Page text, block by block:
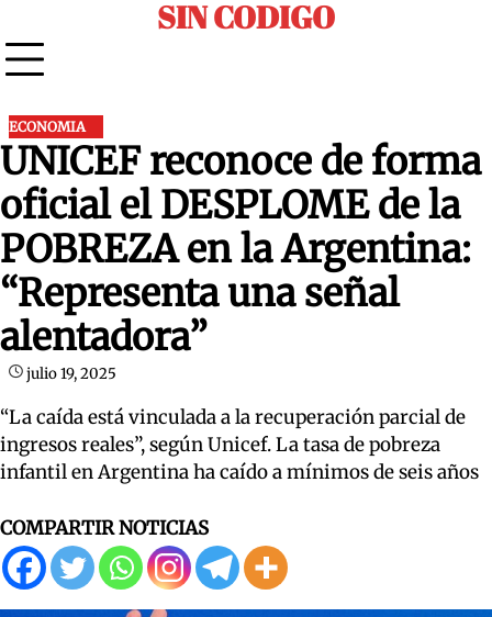
to
content
SIN CODIGO
ECONOMIA
UNICEF reconoce de forma
oficial el DESPLOME de la
POBREZA en la Argentina:
“Representa una señal
alentadora”
julio 19, 2025
“La caída está vinculada a la recuperación parcial de
ingresos reales”, según Unicef. La tasa de pobreza
infantil en Argentina ha caído a mínimos de seis años
COMPARTIR NOTICIAS